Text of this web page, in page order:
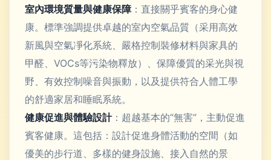
室內環境質量與健康保障：直接關乎賓客的身心健
康。標準強調提供卓越的室內空氣品質（采用高效
新風與空氣凈化系統、嚴格控制裝修材料與家具的
甲醛、VOCs等污染物釋放）、保障優質的采光與視
野、有效控制噪音與振動，以及提供符合人體工學
的舒適家居和睡眠系統。
健康促進與體驗設計：超越基本的“無害”，主動促進
賓客健康。這包括：設計促進身體活動的空間（如
優美的步行道、多樣的健身設施、接入自然的景